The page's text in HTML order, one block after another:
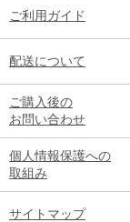
ご利用ガイド
配送について
ご購入後の
お問い合わせ
個人情報保護への
取組み
サイトマップ